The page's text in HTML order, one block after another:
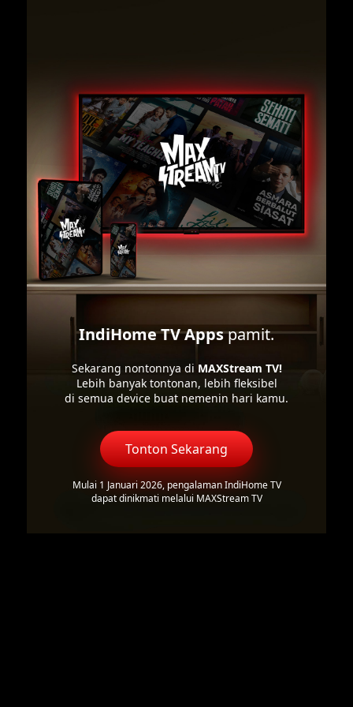
IndiHome TV Appspamit.
Sekarang nontonnya di MAXStream TV!
Lebih banyak tontonan, lebih fleksibel
di semua device buat nemenin hari kamu.
Tonton Sekarang
Mulai 1 Januari 2026, pengalaman IndiHome TV
dapat dinikmati melalui MAXStream TV